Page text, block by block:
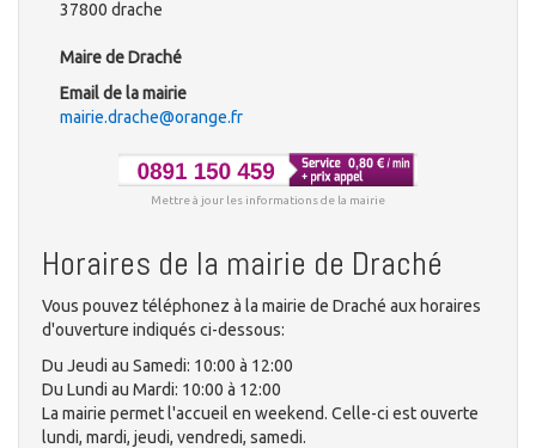
37800 drache
Maire de Draché
Email de la mairie
mairie.drache@orange.fr
Mettre à jour les informations de la mairie
Horaires de la mairie de Draché
Vous pouvez téléphonez à la mairie de Draché aux horaires
d'ouverture indiqués ci-dessous:
Du Jeudi au Samedi: 10:00 à 12:00
Du Lundi au Mardi: 10:00 à 12:00
La mairie permet l'accueil en weekend. Celle-ci est ouverte
lundi, mardi, jeudi, vendredi, samedi.